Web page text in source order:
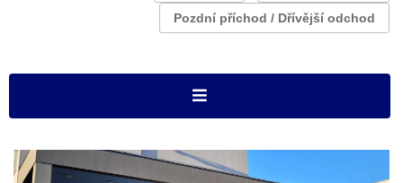
Pozdní příchod / Dřívější odchod